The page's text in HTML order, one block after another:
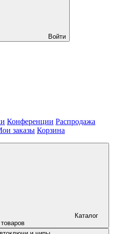
Войти
Конференции Распродажа
заказы Корзина
Каталог
товаров